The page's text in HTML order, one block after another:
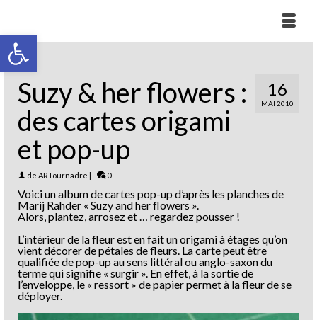
Ouvrir la barre d’outils
16
MAI 2010
Suzy & her flowers :
des cartes origami
et pop-up
de ARTournadre | 0
Voici un album de cartes pop-up d’après les planches de
Marij Rahder « Suzy and her flowers ».
Alors, plantez, arrosez et … regardez pousser !
L’intérieur de la fleur est en fait un origami à étages qu’on
vient décorer de pétales de fleurs. La carte peut être
qualifiée de pop-up au sens littéral ou anglo-saxon du
terme qui signifie « surgir ». En effet, à la sortie de
l’enveloppe, le « ressort » de papier permet à la fleur de se
déployer.